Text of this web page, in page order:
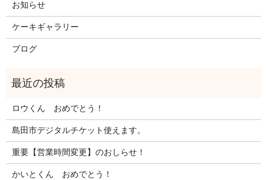
お知らせ
ケーキギャラリー
ブログ
ロウくん おめでとう！
島田市デジタルチケット使えます。
重要【営業時間変更】のおしらせ！
かいとくん おめでとう！